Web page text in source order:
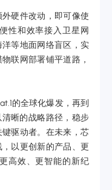
硬件改动，即可像使
性和效率接入卫星网
等地面网络盲区，实
联网部署铺平道路，
的全球化爆发，再到
晰的战略路径，稳步
驱动者。在未来，芯
以更创新的产品、更
高效、更智能的新纪